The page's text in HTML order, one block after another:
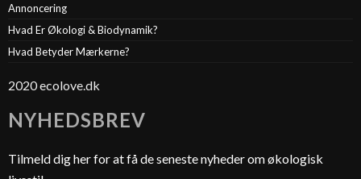
Annoncering
Hvad Er Økologi & Biodynamik?
Hvad Betyder Mærkerne?
2020 ecolove.dk
NYHEDSBREV
Tilmeld dig her for at få de seneste nyheder om økologisk